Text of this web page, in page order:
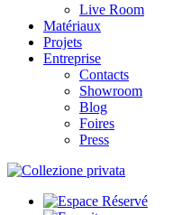
Live Room
Matériaux
Projets
Entreprise
Contacts
Showroom
Blog
Foires
Press